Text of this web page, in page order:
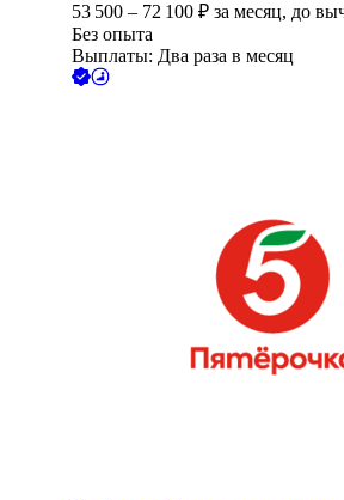
53 500 – 72 100 ₽ за месяц, до
Без опыта
Выплаты: Два раза в месяц